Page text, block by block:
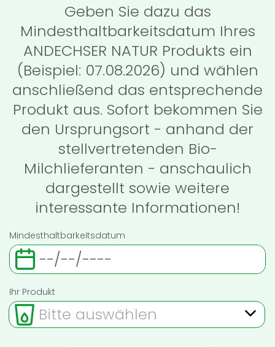
Geben Sie dazu das
Mindesthaltbarkeitsdatum Ihres
ANDECHSER NATUR Produkts ein
(Beispiel: 07.08.2026) und wählen
anschließend das entsprechende
Produkt aus. Sofort bekommen Sie
den Ursprungsort - anhand der
stellvertretenden Bio-
Milchlieferanten - anschaulich
dargestellt sowie weitere
interessante Informationen!
Mindesthaltbarkeitsdatum
Ihr Produkt
Bitte auswählen